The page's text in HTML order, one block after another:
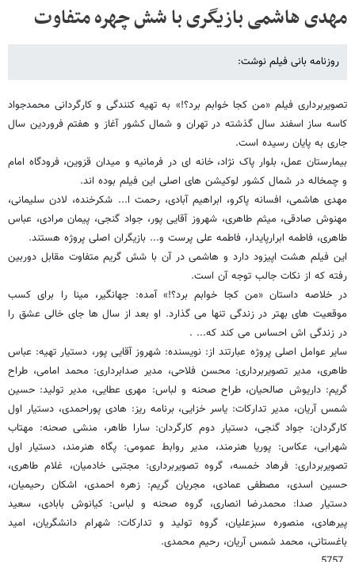
مهدی هاشمی بازیگری با شش چهره متفاوت
روزنامه بانی فیلم نوشت:
تصویربرداری فیلم «من کجا خوابم برد؟!» به تهیه کنندگی و کارگردانی محمدجواد
کاسه ساز اسفند سال گذشته در تهران و شمال کشور آغاز و هفتم فروردین سال
جاری به پایان رسیده است.
بیمارستان عمل، بلوار پاک نژاد، خانه ای در فرمانیه و میدان قزوین، فرودگاه امام
و چمخاله در شمال کشور لوکیشن های اصلی این فیلم بوده اند.
مهدی هاشمی، افسانه پاکرو، ابراهیم آبادی، رحمت ا... شکرخنده، لادن سلیمانی،
مهنوش صادقی، میثم طاهری، شهروز آقایی پور، جواد گنجی، پیمان مرادی، عباس
طاهری، فاطمه ابرارپایدار، فاطمه علی پرست و... بازیگران اصلی پروژه هستند.
این فیلم هشت اپیزود دارد و هاشمی در آن با شش گریم متفاوت مقابل دوربین
رفته که از نکات جالب توجه آن است.
در خلاصه داستان «من کجا خوابم برد؟!» آمده: جهانگیر، مینا را برای کسب
موقعیت های بهتر در زندگی تنها می گذارد. او بعد از سال ها جای خالی عشق را
در زندگی اش احساس می کند که... .
سایر عوامل اصلی پروژه عبارتند از: نویسنده: شهروز آقایی پور، دستیار تهیه: عباس
طاهری، مدیر تصویربرداری: محسن فلاحی، مدیر صدابرداری: محمد امامی، طراح
گریم: داریوش صالحیان، طراح صحنه و لباس: مهری عطایی، مدیر تولید: حسین
شمس آریان، مدیر تدارکات: یاسر خزایی، برنامه ریز: هادی پوراحمدی، دستیار اول
کارگردان: جواد گنجی، دستیار دوم کارگردان: سارا طاهر، منشی صحنه: مهتاب
شهرابی، عکاس: پوریا هنرمند، مدیر روابط عمومی: پگاه هنرمند، دستیار اول
تصویربرداری: فرهاد خمسه، گروه تصویربرداری: مجتبی خادمیان، غلام طاهری،
حسین اسدی، مصطفی عمادی، مجریان گریم: زهره احمدی، اشکان رحیمیان،
دستیار صدا: محمدرضا انصاری، گروه صحنه و لباس: کیانوش بابادی، سعید
پیرهادی، منصوره سبزعلیان، گروه تولید و تدارکات: شهرام دانشگریان، امید
باغستانی، محمد شمس آریان، رحیم محمدی.